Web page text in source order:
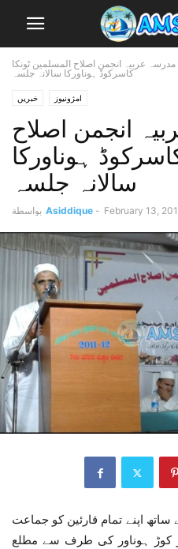
مدرسہ عربیہ انجمن اصلاح المسلمین ٹونکا
کاسرکوڈ ہوناورکا سالانہ جلسہ
خبریں امژونیوز
انجمن اصلاح
ہوناورکا
سالانہ جلسہ
بواسطة Asiddique - February 13,
اپنے تمام قارئین کو جماعت
کوڑ ہوناور کی طرف سے مطلع